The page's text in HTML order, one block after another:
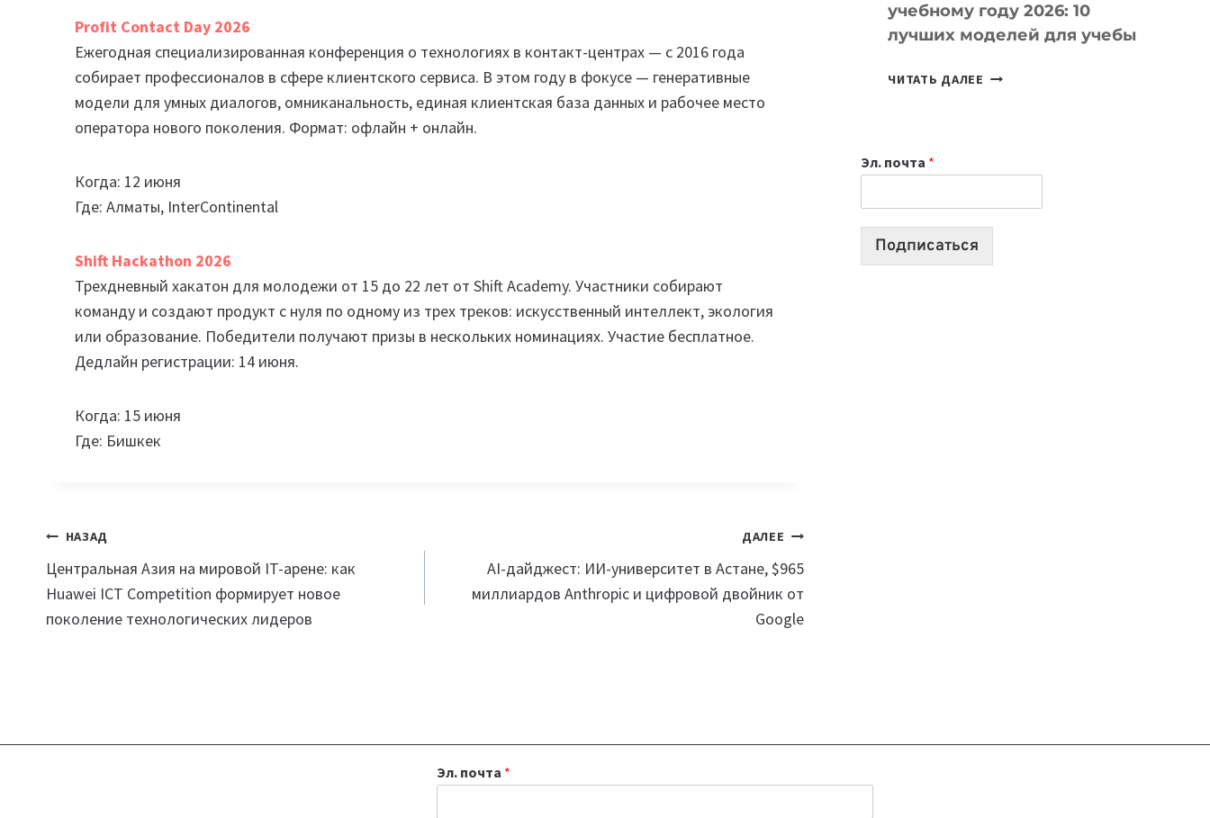
Profit Contact Day 2026
Ежегодная специализированная конференция о технологиях в контакт-центрах — с 2016 года
собирает профессионалов в сфере клиентского сервиса. В этом году в фокусе — генеративные
модели для умных диалогов, омниканальность, единая клиентская база данных и рабочее место
оператора нового поколения. Формат: офлайн + онлайн.
Когда: 12 июня
Где: Алматы, InterContinental
Shift Hackathon 2026
Трехдневный хакатон для молодежи от 15 до 22 лет от Shift Academy. Участники собирают
команду и создают продукт с нуля по одному из трех треков: искусственный интеллект, экология
или образование. Победители получают призы в нескольких номинациях. Участие бесплатное.
Дедлайн регистрации: 14 июня.
Когда: 15 июня
Где: Бишкек
Навигация
по
записям
НАЗАД
Центральная Азия на мировой IT-арене: как
Huawei ICT Competition формирует новое
поколение технологических лидеров
ДАЛЕЕ
AI-дайджест: ИИ-университет в Астане, $965
миллиардов Anthropic и цифровой двойник от
Google
учебному году 2026: 10
лучших моделей для учебы
ЧИТАТЬ ДАЛЕЕ КАКОЙ
2026:
10
Эл. почта *
Подписаться
Эл. почта *